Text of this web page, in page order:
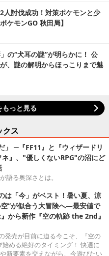
人討伐成功！対策ポケモンと少
ケモンGO 秋田局】
の“犬耳の謎”が明らかに！ 公
、謎の解明からほっこりまで魅
もっと見る
クス
」 ─『FF11』と『ウィザードリ
ネ』、"優しくないRPG"の沼にど
語る奥深さとは。
は「今」がベスト！暑い夏、涼
空”が似合う大冒険へ―最安値で
から新作『空の軌跡 the 2nd』
発売が目前に迫る今こそ、『空の
める絶好のタイミング！ 快適に
新要素を交えながら、今遊びたい